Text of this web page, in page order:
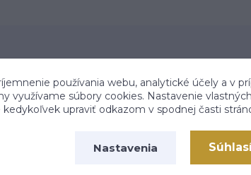
Na trhu od roku 2006 Stovky
používania webu, analytické účely a v
využívame súbory cookies. Nastavenie
upraviť odkazom v spodnej časti
Nastavenia